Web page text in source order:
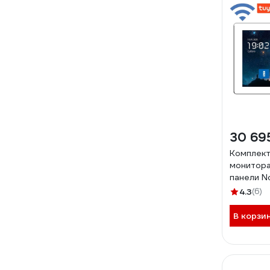
30
панели
fhd wifi
4.3(6)
В